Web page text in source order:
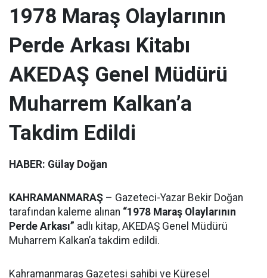
1978 Maraş Olaylarının
Perde Arkası Kitabı
AKEDAŞ Genel Müdürü
Muharrem Kalkan’a
Takdim Edildi
HABER: Gülay Doğan
KAHRAMANMARAŞ – Gazeteci-Yazar Bekir Doğan
tarafından kaleme alınan “1978 Maraş Olaylarının
Perde Arkası” adlı kitap, AKEDAŞ Genel Müdürü
Muharrem Kalkan’a takdim edildi.
Kahramanmaraş Gazetesi sahibi ve Küresel